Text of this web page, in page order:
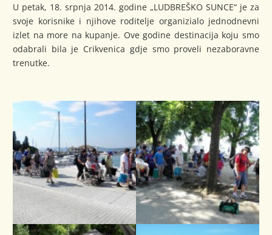
U petak, 18. srpnja 2014. godine „LUDBREŠKO SUNCE“ je za
svoje korisnike i njihove roditelje organizialo jednodnevni
izlet na more na kupanje. Ove godine destinacija koju smo
odabrali bila je Crikvenica gdje smo proveli nezaboravne
trenutke.